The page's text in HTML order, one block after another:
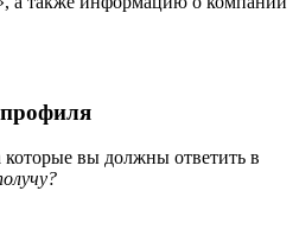
вы должны ответить в